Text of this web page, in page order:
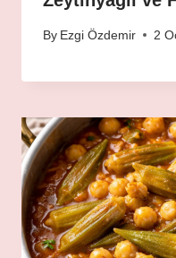
By Ezgi Özdemir 2